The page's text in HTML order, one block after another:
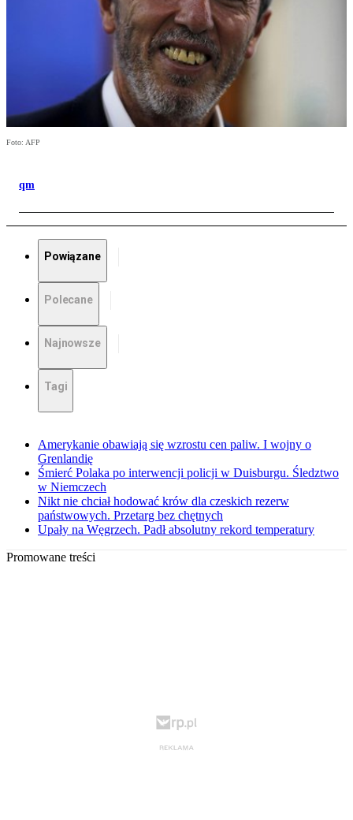
Foto: AFP
qm
Powiązane
Polecane
Najnowsze
Tagi
Amerykanie obawiają się wzrostu cen paliw. I wojny o
Grenlandię
Śmierć Polaka po interwencji policji w Duisburgu. Śledztwo
w Niemczech
Nikt nie chciał hodować krów dla czeskich rezerw
państwowych. Przetarg bez chętnych
Upały na Węgrzech. Padł absolutny rekord temperatury
Promowane treści